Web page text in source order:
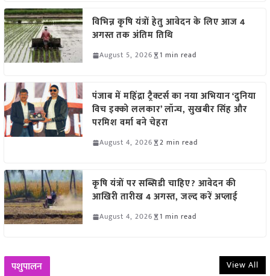
विभिन्न कृषि यंत्रों हेतु आवेदन के लिए आज 4
अगस्त तक अंतिम तिथि
August 5, 2026 1 min read
पंजाब में महिंद्रा ट्रैक्टर्स का नया अभियान ‘दुनिया
विच इक्को ललकार’ लॉन्च, सुखबीर सिंह और
परमिश वर्मा बने चेहरा
August 4, 2026 2 min read
कृषि यंत्रों पर सब्सिडी चाहिए? आवेदन की
आखिरी तारीख 4 अगस्त, जल्द करें अप्लाई
August 4, 2026 1 min read
पशुपालन View All